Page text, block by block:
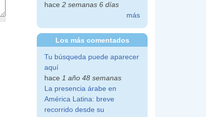
hace2 semanas 6 días
más
Los más comentados
Tu búsqueda puede aparecer
aquí
hace 1 año 48 semanas
La presencia árabe en
América Latina: breve
recorrido desde su